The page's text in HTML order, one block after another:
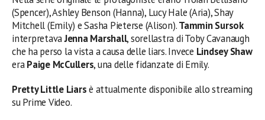
(Spencer), Ashley Benson (Hanna), Lucy Hale (Aria), Shay
Mitchell (Emily) e Sasha Pieterse (Alison).Tammin Sursok
interpretavaJenna Marshall, sorellastra di Toby Cavanaugh
che ha perso la vista a causa delle liars. Invece Lindsey Shaw
eraPaige McCullers, una delle fidanzate di Emily.
Pretty Little Liarsè attualmente disponibile allo streaming
su Prime Video.